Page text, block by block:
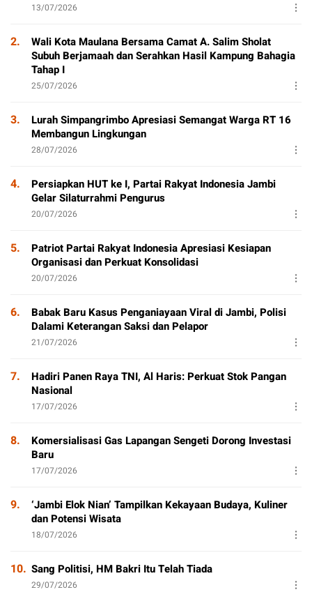
13/07/2026
2.
Wali Kota Maulana Bersama Camat A. Salim Sholat
Subuh Berjamaah dan Serahkan Hasil Kampung Bahagia
Tahap I
25/07/2026
3.
Lurah Simpangrimbo Apresiasi Semangat Warga RT 16
Membangun Lingkungan
28/07/2026
4.
Persiapkan HUT ke I, Partai Rakyat Indonesia Jambi
Gelar Silaturrahmi Pengurus
20/07/2026
5.
Patriot Partai Rakyat Indonesia Apresiasi Kesiapan
Organisasi dan Perkuat Konsolidasi
20/07/2026
6.
Babak Baru Kasus Penganiayaan Viral di Jambi, Polisi
Dalami Keterangan Saksi dan Pelapor
21/07/2026
7.
Hadiri Panen Raya TNI, Al Haris: Perkuat Stok Pangan
Nasional
17/07/2026
8.
Komersialisasi Gas Lapangan Sengeti Dorong Investasi
Baru
17/07/2026
9.
‘Jambi Elok Nian’ Tampilkan Kekayaan Budaya, Kuliner
dan Potensi Wisata
18/07/2026
10. Sang Politisi, HM Bakri Itu Telah Tiada
29/07/2026